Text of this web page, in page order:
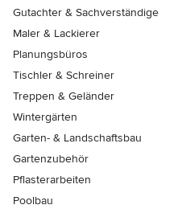
Gutachter & Sachverständige
Maler & Lackierer
Planungsbüros
Tischler & Schreiner
Treppen & Geländer
Wintergärten
Garten- & Landschaftsbau
Gartenzubehör
Pflasterarbeiten
Poolbau